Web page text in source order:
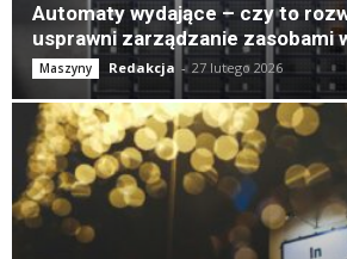
Automaty wydające – czy to
usprawni zarządzanie zasobami
Maszyny Redakcja - 27 lutego 2026